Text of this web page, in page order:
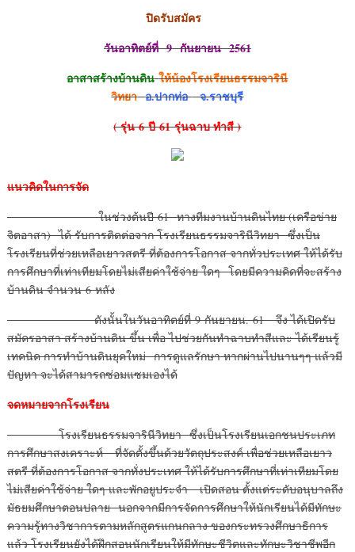
ปิดรับสมัคร
วันอาทิตย์ที่9 กันยายน 2561
อาสาสร้างบ้านดิน ให้น้องโรงเรียนธรรมจารินี
วิทยา อ.ปากท่อจ.ราชบุรี
( รุ่น6 ปี 61 รุ่นฉาบ ทำสี )
แนวคิดในการจัด
ในช่วงต้นปี 61 ทางทีมงานบ้านดินไทย (เครือข่าย
จิตอาสา) ได้ รับการติดต่อจาก โรงเรียนธรรมจารินีวิทยา ซึ่งเป็น
โรงเรียนที่ช่วยเหลือเยาวสตรี ที่ต้องการโอกาส จากทั่วประเทศ ให้ได้รับ
การศึกษาที่เท่าเทียมโดยไม่เสียค่าใช้จ่าย ใดๆ โดยมีความคิดที่จะสร้าง
บ้านดิน จำนวน 6 หลัง
ดังนั้นในวันอาทิตย์ที่ 9 กันยายน. 61 จึง ได้เปิดรับ
สมัครอาสา สร้างบ้านดิน ขึ้น เพื่อ ไปช่วยกันทำฉาบทำสีและ ได้เรียนรู้
เทคนิค การทำบ้านดินยุคใหม่ การดูแลรักษา หากผ่านไปนานๆๆ แล้วมี
ปัญหา จะได้สามารถซ่อมแซมเองได้
จดหมายจากโรงเรียน
โรงเรียนธรรมจารินีวิทยา ซึ่งเป็นโรงเรียนเอกชนประเภท
การศึกษาสงเคราะห์ ที่จัดตั้งขึ้นด้วยวัตถุประสงค์ เพื่อช่วยเหลือเยาว
สตรี ที่ต้องการโอกาส จากทั่งประเทศ ให้ได้รับการศึกษาที่เท่าเทียมโดย
ไม่เสียค่าใช้จ่าย ใดๆ และพักอยูประจำ เปิดสอน ตั้งแต่ระดับอนุบาลถึง
มัธยมศึกษาตอนปลาย นอกจากมีการจัดการศึกษาให้นักเรียนได้มีทักษะ
ความรู้ทางวิชาการตามหลักสูตรแกนกลาง ของกระทรวงศึกษาธิการ
แล้ว โรงเรียนยังได้ฝึกสอนนักเรียนให้มีทักษะชีวิตและทักษะวิชาชีพอีก